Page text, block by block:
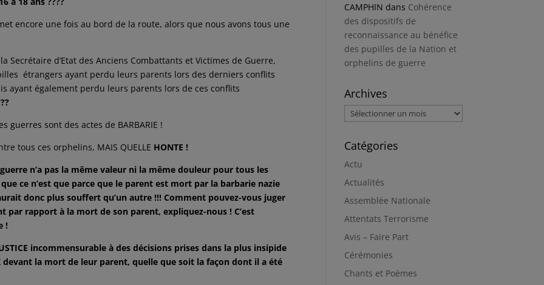
encore une fois au bord de la route, alors que nous avons tous une
Secrétaire d’Etat des Anciens Combattants et Victimes de Guerre,
étrangers ayant perdu leurs parents lors des derniers conflits
ayant également perdu leurs parents lors de ces conflits
guerres sont des actes de BARBARIE !
tous ces orphelins, MAIS QUELLE HONTE !
n’a pas la même valeur ni la même douleur pour tous les
ce n’est que parce que le parent est mort par la barbarie nazie
donc plus souffert qu’un autre !!! Comment pouvez-vous juger
par rapport à la mort de son parent, expliquez-nous ! C’est
!
incommensurable à des décisions prises dans la plus insipide
devant la mort de leur parent, quelle que soit la façon dont il a été
CAMPHIN dans Cohérence
des dispositifs de
reconnaissance au bénéfice
des pupilles de la Nation et
orphelins de guerre
Archives
Archives
Catégories
Actu
Actualités
Assemblée Nationale
Attentats Terrorisme
Avis – Faire Part
Cérémonies
Chants et Poèmes